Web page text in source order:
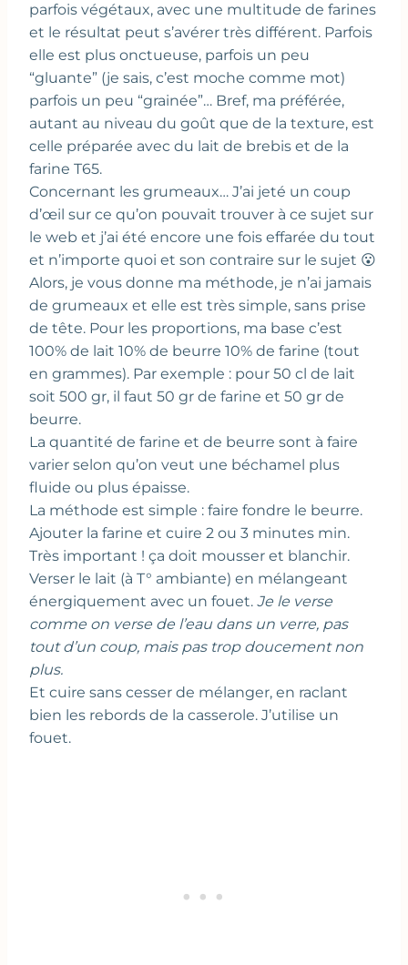
parfois végétaux, avec une multitude de farines
et le résultat peut s’avérer très différent. Parfois
elle est plus onctueuse, parfois un peu
“gluante” (je sais, c’est moche comme mot)
parfois un peu “grainée”… Bref, ma préférée,
autant au niveau du goût que de la texture, est
celle préparée avec du lait de brebis et de la
farine T65.
Concernant les grumeaux… J’ai jeté un coup
d’œil sur ce qu’on pouvait trouver à ce sujet sur
le web et j’ai été encore une fois effarée du tout
et n’importe quoi et son contraire sur le sujet 😮
Alors, je vous donne ma méthode, je n’ai jamais
de grumeaux et elle est très simple, sans prise
de tête. Pour les proportions, ma base c’est
100% de lait 10% de beurre 10% de farine (tout
en grammes). Par exemple : pour 50 cl de lait
soit 500 gr, il faut 50 gr de farine et 50 gr de
beurre.
La quantité de farine et de beurre sont à faire
varier selon qu’on veut une béchamel plus
fluide ou plus épaisse.
La méthode est simple : faire fondre le beurre.
Ajouter la farine et cuire 2 ou 3 minutes min.
Très important ! ça doit mousser et blanchir.
Verser le lait (à T° ambiante) en mélangeant
énergiquement avec un fouet. Je le verse
comme on verse de l’eau dans un verre, pas
tout d’un coup, mais pas trop doucement non
plus.
Et cuire sans cesser de mélanger, en raclant
bien les rebords de la casserole. J’utilise un
fouet.